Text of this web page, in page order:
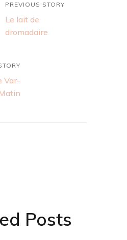
PREVIOUS STORY
Le lait de
dromadaire
Var-
Posts